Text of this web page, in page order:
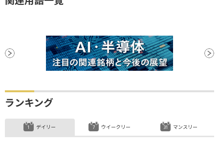
ランキング
デイリー ウイークリー マンスリー